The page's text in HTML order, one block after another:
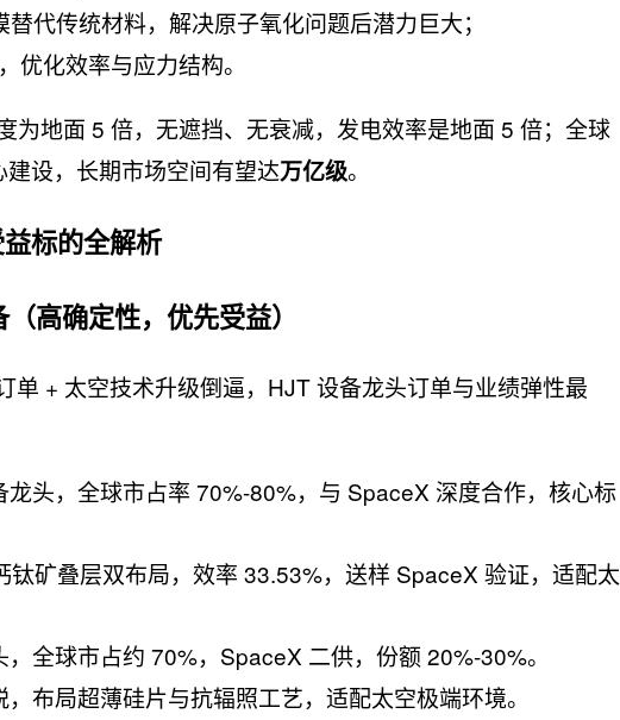
代传统材料，解决原子氧化问题后潜力巨大；
化效率与应力结构。
为地面 5 倍，无遮挡、无衰减，发电效率是地面 5 倍；全球
设，长期市场空间有望达万亿级。
标的全解析
高确定性，优先受益）
单 + 太空技术升级倒逼，HJT 设备龙头订单与业绩弹性最
龙头，全球市占率 70%-80%，与 SpaceX 深度合作，核心标
钛矿叠层双布局，效率 33.53%，送样 SpaceX 验证，适配太
全球市占约 70%，SpaceX 二供，份额 20%-30%。
布局超薄硅片与抗辐照工艺，适配太空极端环境。